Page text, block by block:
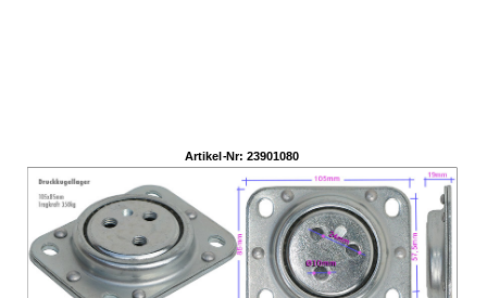
Artikel-Nr: 23901080